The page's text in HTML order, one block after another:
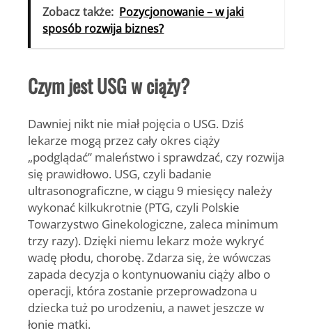
Zobacz także: Pozycjonowanie – w jaki
sposób rozwija biznes?
Czym jest USG w ciąży?
Dawniej nikt nie miał pojęcia o USG. Dziś
lekarze mogą przez cały okres ciąży
„podglądać” maleństwo i sprawdzać, czy rozwija
się prawidłowo. USG, czyli badanie
ultrasonograficzne, w ciągu 9 miesięcy należy
wykonać kilkukrotnie (PTG, czyli Polskie
Towarzystwo Ginekologiczne, zaleca minimum
trzy razy). Dzięki niemu lekarz może wykryć
wadę płodu, chorobę. Zdarza się, że wówczas
zapada decyzja o kontynuowaniu ciąży albo o
operacji, która zostanie przeprowadzona u
dziecka tuż po urodzeniu, a nawet jeszcze w
łonie matki.